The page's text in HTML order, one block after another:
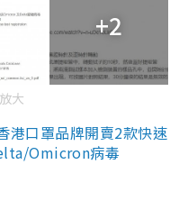
+2
大
港口罩品牌開賣2款快速
Omicron病毒